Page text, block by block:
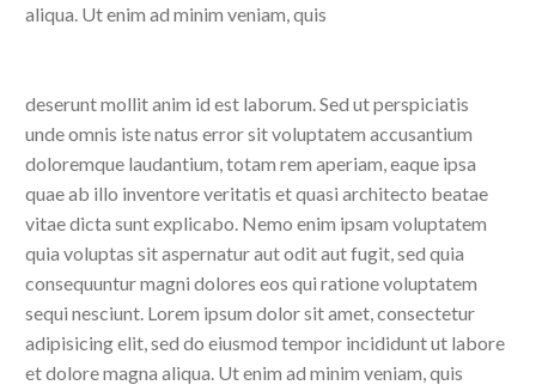
aliqua. Ut enim ad minim veniam, quis
deserunt mollit anim id est laborum. Sed ut perspiciatis
unde omnis iste natus error sit voluptatem accusantium
doloremque laudantium, totam rem aperiam, eaque ipsa
quae ab illo inventore veritatis et quasi architecto beatae
vitae dicta sunt explicabo. Nemo enim ipsam voluptatem
quia voluptas sit aspernatur aut odit aut fugit, sed quia
consequuntur magni dolores eos qui ratione voluptatem
sequi nesciunt. Lorem ipsum dolor sit amet, consectetur
adipisicing elit, sed do eiusmod tempor incididunt ut labore
et dolore magna aliqua. Ut enim ad minim veniam, quis